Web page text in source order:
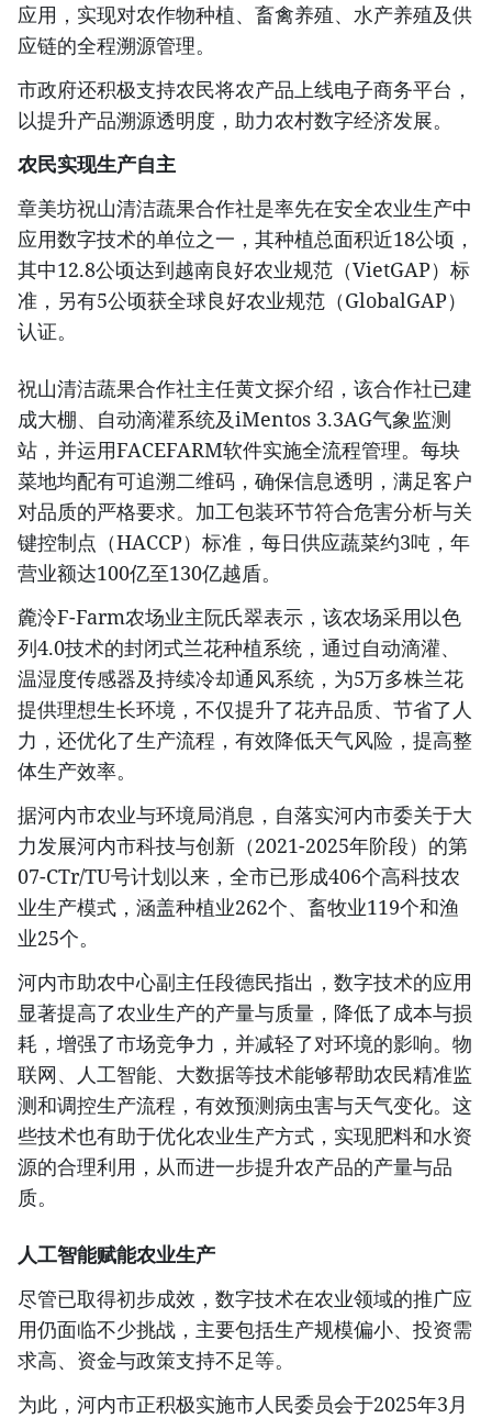
应用，实现对农作物种植、畜禽养殖、水产养殖及供
应链的全程溯源管理。
市政府还积极支持农民将农产品上线电子商务平台，
以提升产品溯源透明度，助力农村数字经济发展。
农民实现生产自主
章美坊祝山清洁蔬果合作社是率先在安全农业生产中
应用数字技术的单位之一，其种植总面积近18公顷，
其中12.8公顷达到越南良好农业规范（VietGAP）标
准，另有5公顷获全球良好农业规范（GlobalGAP）
认证。
祝山清洁蔬果合作社主任黄文探介绍，该合作社已建
成大棚、自动滴灌系统及iMentos 3.3AG气象监测
站，并运用FACEFARM软件实施全流程管理。每块
菜地均配有可追溯二维码，确保信息透明，满足客户
对品质的严格要求。加工包装环节符合危害分析与关
键控制点（HACCP）标准，每日供应蔬菜约3吨，年
营业额达100亿至130亿越盾。
麊泠F-Farm农场业主阮氏翠表示，该农场采用以色
列4.0技术的封闭式兰花种植系统，通过自动滴灌、
温湿度传感器及持续冷却通风系统，为5万多株兰花
提供理想生长环境，不仅提升了花卉品质、节省了人
力，还优化了生产流程，有效降低天气风险，提高整
体生产效率。
据河内市农业与环境局消息，自落实河内市委关于大
力发展河内市科技与创新（2021-2025年阶段）的第
07-CTr/TU号计划以来，全市已形成406个高科技农
业生产模式，涵盖种植业262个、畜牧业119个和渔
业25个。
河内市助农中心副主任段德民指出，数字技术的应用
显著提高了农业生产的产量与质量，降低了成本与损
耗，增强了市场竞争力，并减轻了对环境的影响。物
联网、人工智能、大数据等技术能够帮助农民精准监
测和调控生产流程，有效预测病虫害与天气变化。这
些技术也有助于优化农业生产方式，实现肥料和水资
源的合理利用，从而进一步提升农产品的产量与品
质。
人工智能赋能农业生产
尽管已取得初步成效，数字技术在农业领域的推广应
用仍面临不少挑战，主要包括生产规模偏小、投资需
求高、资金与政策支持不足等。
为此，河内市正积极实施市人民委员会于2025年3月